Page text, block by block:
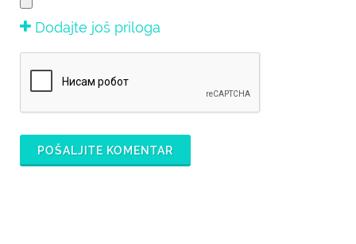
Dodajte još priloga
POŠALJITE KOMENTAR